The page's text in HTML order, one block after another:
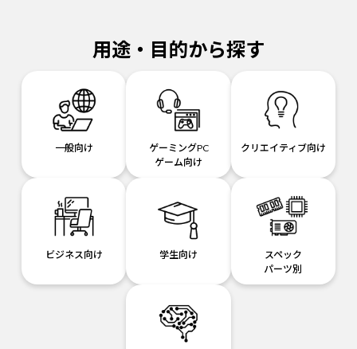
用途・目的から探す
一般向け
ゲーミングPC
ゲーム向け
クリエイティブ向け
ビジネス向け 学生向け
スペック
パーツ別